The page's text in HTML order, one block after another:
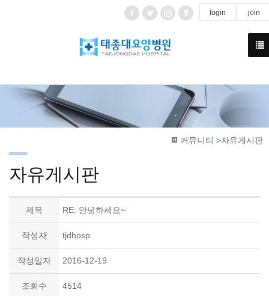
login join
커뮤니티 >자유게시판
자유게시판
제목 RE: 안녕하세요~
작성자 tjdhosp
작성일자 2016-12-19
조회수 4514